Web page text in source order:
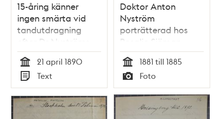
15-åring känner
ingen smärta vid
tandutdragning
efter Dr Nyströms
hypnos - intyg 1890
Tid
21 april 1890
Typ
Text
Doktor Anton
Nyström
porträtterad hos
Rosalie Sjöman
Tid
1881 till 1885
Typ
Foto